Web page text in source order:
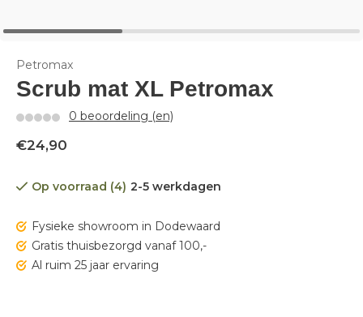
Petromax
Scrub mat XL Petromax
0 beoordeling (en)
€24,90
Op voorraad (4) 2-5 werkdagen
Fysieke showroom in Dodewaard
Gratis thuisbezorgd vanaf 100,-
Al ruim 25 jaar ervaring